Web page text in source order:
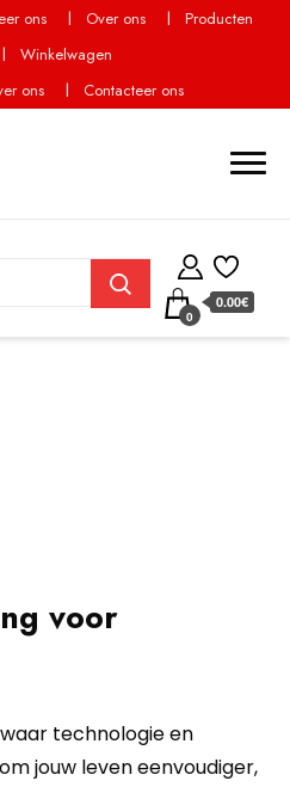
ons Over ons
Producten
Winkelwagen
ons Contacteer ons
0
0.00€
voor
technologie en
jouw leven eenvoudiger,